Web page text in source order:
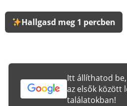
Hallgasd meg 1 percben
Itt állíthatod
az elsők között
találatokban!